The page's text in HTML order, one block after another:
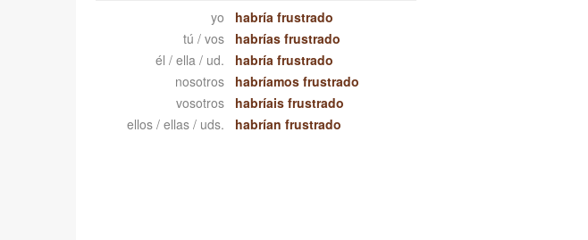
yo
habría frustrado
tú / vos
habrías frustrado
él / ella / ud.
habría frustrado
nosotros
habríamos frustrado
vosotros
habríais frustrado
ellos / ellas / uds.
habrían frustrado